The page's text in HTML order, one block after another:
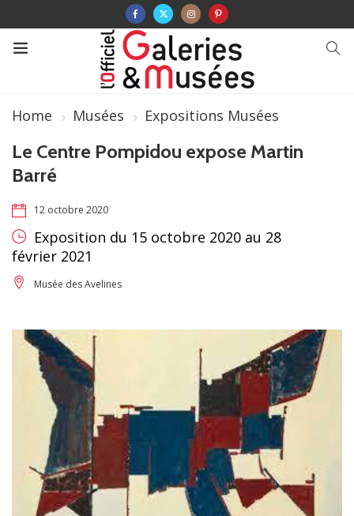
Home Musées Expositions Musées
Le Centre Pompidou expose Martin
Barré
12 octobre 2020
Exposition du 15 octobre 2020 au 28
février 2021
Musée des Avelines